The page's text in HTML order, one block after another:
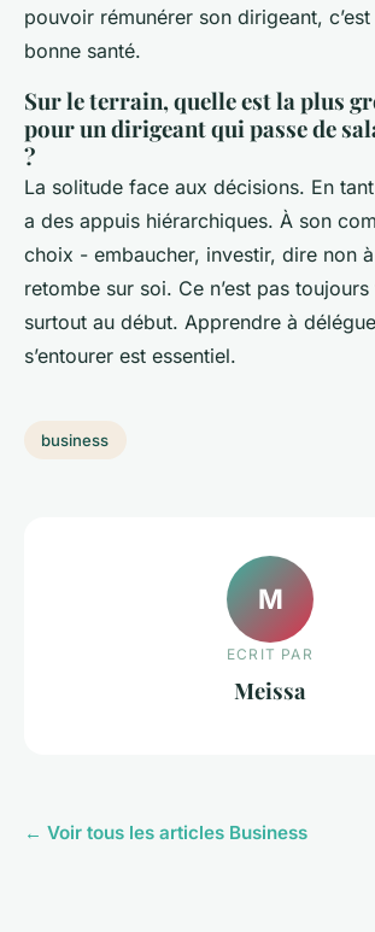
pouvoir rémunérer son dirigeant,
bonne santé.
Sur le terrain, quelle est la plus
pour un dirigeant qui passe de
?
La solitude face aux décisions. En
a des appuis hiérarchiques. À son
choix - embaucher, investir, dire non
retombe sur soi. Ce n’est pas
surtout au début. Apprendre à
s’entourer est essentiel.
business
M
ECRIT PAR
Meissa
← Voir tous les articles Business